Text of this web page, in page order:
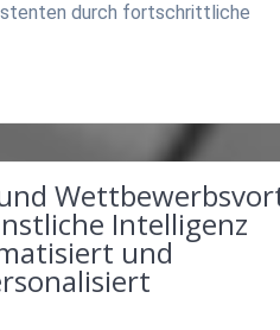
durch fortschrittliche
Intelligenz
und